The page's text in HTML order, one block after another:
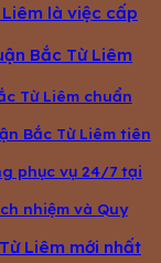
là việc cấp
Bắc Từ Liêm
Từ Liêm chuẩn
Bắc Từ Liêm tiên
phục vụ 24/7 tại
nhiệm và Quy
Liêm mới nhất